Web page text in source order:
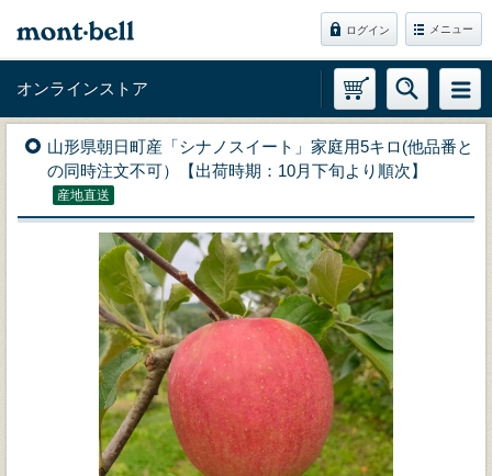
ログイン メニュー
オンラインストア
山形県朝日町産「シナノスイート」家庭用5キロ(他品番と
の同時注文不可）【出荷時期：10月下旬より順次】
産地直送